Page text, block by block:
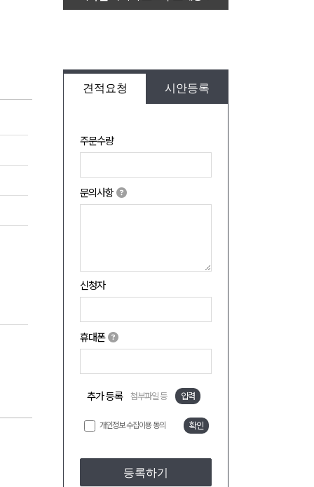
견적요청 시안등록
주문수량
문의사항
신청자
휴대폰
추가 등록 첨부파일 등 입력
개인정보 수집이용 동의 확인
등록하기